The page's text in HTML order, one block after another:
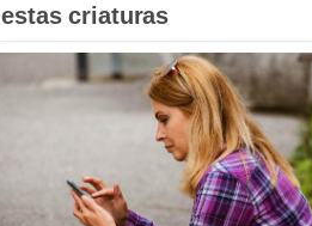
estas criaturas